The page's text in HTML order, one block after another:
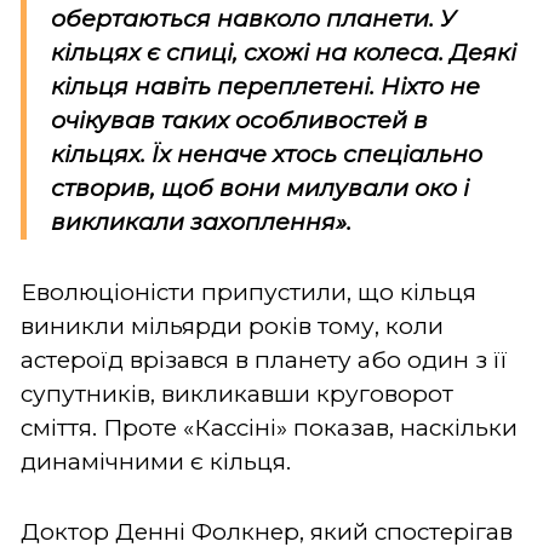
обертаються навколо планети. У
кільцях є спиці, схожі на колеса. Деякі
кільця навіть переплетені. Ніхто не
очікував таких особливостей в
кільцях. Їх неначе хтось спеціально
створив, щоб вони милували око і
викликали захоплення».
Еволюціоністи припустили, що кільця
виникли мільярди років тому, коли
астероїд врізався в планету або один з її
супутників, викликавши круговорот
сміття. Проте «Кассіні» показав, наскільки
динамічними є кільця.
Доктор Денні Фолкнер, який спостерігав